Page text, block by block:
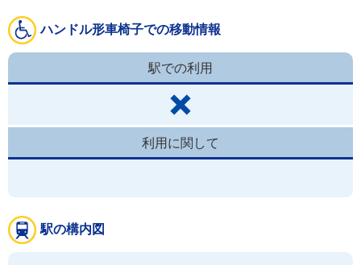
ハンドル形車椅子での移動情報
駅での利用
利用に関して
駅の構内図